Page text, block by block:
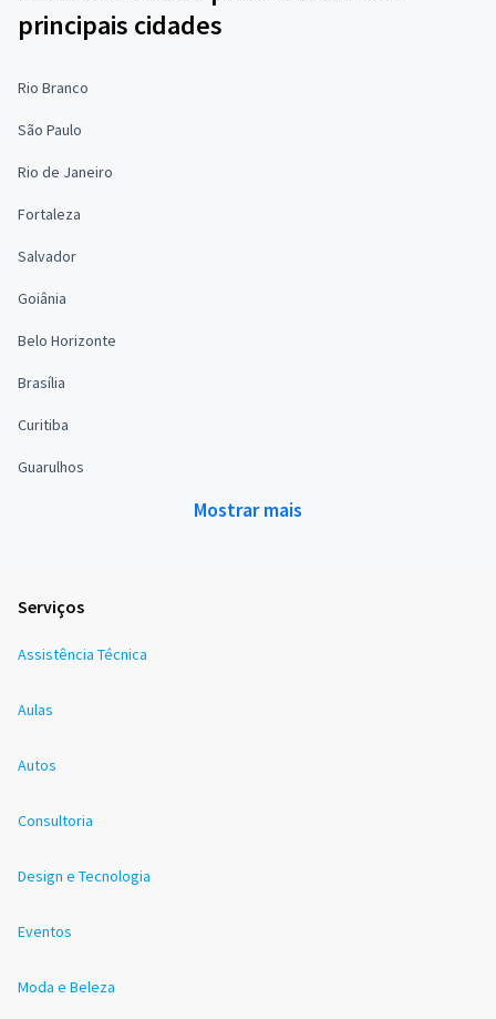
principais cidades
Rio Branco
São Paulo
Rio de Janeiro
Fortaleza
Salvador
Goiânia
Belo Horizonte
Brasília
Curitiba
Guarulhos
Mostrar mais
Serviços
Assistência Técnica
Aulas
Autos
Consultoria
Design e Tecnologia
Eventos
Moda e Beleza